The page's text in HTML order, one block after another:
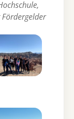
larger version
larger version